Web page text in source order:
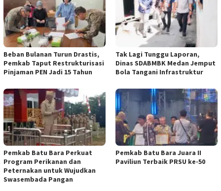
Beban Bulanan Turun Drastis,
Pemkab Taput Restrukturisasi
Pinjaman PEN Jadi 15 Tahun‎
Tak Lagi Tunggu Laporan,
Dinas SDABMBK Medan Jemput
Bola Tangani Infrastruktur
Pemkab Batu Bara Perkuat
Program Perikanan dan
Peternakan untuk Wujudkan
Swasembada Pangan
Pemkab Batu Bara Juara II
Paviliun Terbaik PRSU ke-50